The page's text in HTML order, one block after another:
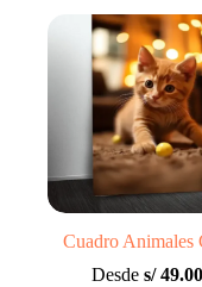
se
pueden
elegir
en
la
página
de
Cuadro Animales
Desde s/49.00